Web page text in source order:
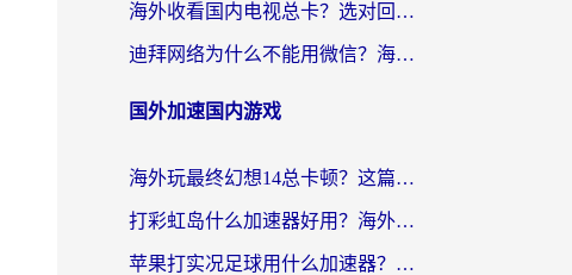
海外收看国内电视总卡？选对回国加速器，让你流畅追《狂飙》《长相思》
迪拜网络为什么不能用微信？海外党必看的回国加速解决方案
国外加速国内游戏
海外玩最终幻想14总卡顿？这篇指南教你选对加速器（附非洲美国玩家实测）
打彩虹岛什么加速器好用？海外党亲测的国服游戏加速终极指南
苹果打实况足球用什么加速器？海外党亲测有效的国服游戏加速指南